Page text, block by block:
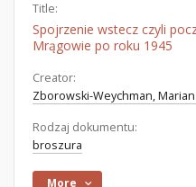
Title:
Spojrzenie wstecz czyli
Mrągowie po roku 1945
Creator:
Zborowski-Weychman, Marian
Rodzaj dokumentu:
broszura
More